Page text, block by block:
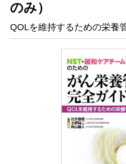
のみ）
QOLを維持するための栄養